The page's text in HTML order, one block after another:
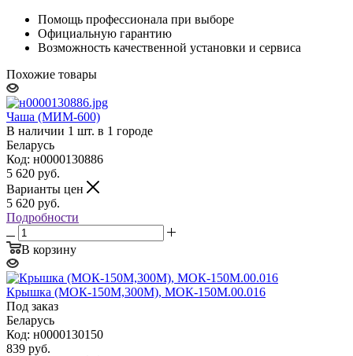
Помощь профессионала при выборе
Официальную гарантию
Возможность качественной установки и сервиса
Похожие товары
Чаша (МИМ-600)
В наличии 1 шт. в 1 городе
Беларусь
Код: н0000130886
5 620 руб.
Варианты цен
5 620 руб.
Подробности
В корзину
Крышка (МОК-150М,300М), МОК-150М.00.016
Под заказ
Беларусь
Код: н0000130150
839 руб.